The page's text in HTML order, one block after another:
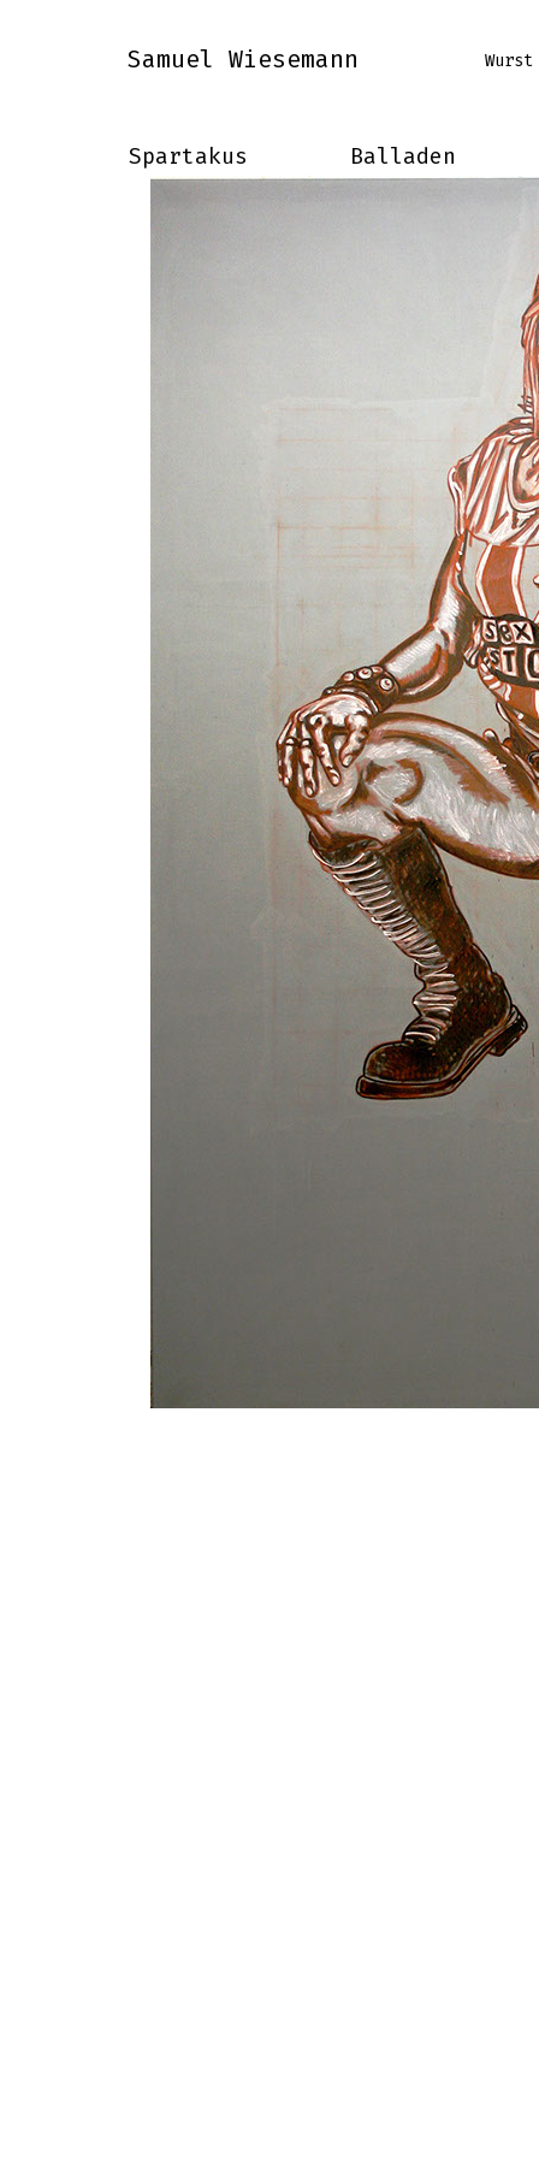
Samuel Wiesemann
Spartakus Balladen